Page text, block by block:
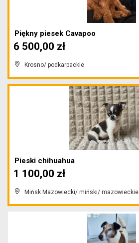
Piękny piesek Cavapoo
Krosno/ podkarpackie
6 500,00 zł
Pieski chihuahua
Mińsk Mazowiecki/ miński/ mazowieckie
1 100,00 zł